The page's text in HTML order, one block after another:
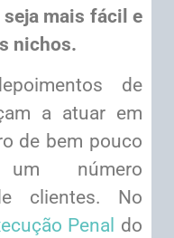
mais fácil e
nichos.
de
a atuar em
de bem pouco
número
clientes. No
Penal do